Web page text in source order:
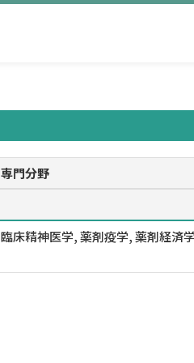
専門分野
臨床精神医学, 薬剤疫学, 薬剤経済学